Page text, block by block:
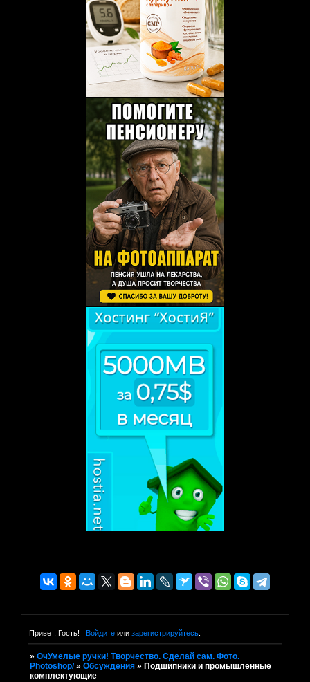
Привет, Гость! Войдитеили зарегистрируйтесь.
»ОчУмелые ручки! Творчество. Сделай сам. Фото.
Photoshop/ »Обсуждения » Подшипники и промышленные
комплектующие